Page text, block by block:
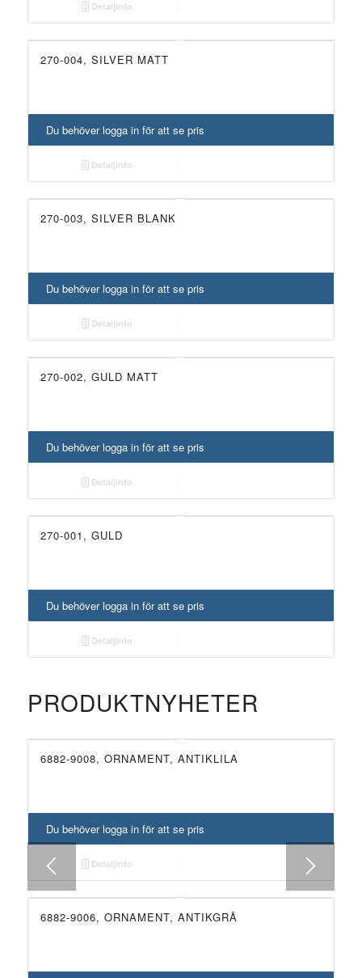
Detaljinfo
270-004, SILVER MATT
Du behöver logga in för att se pris
Detaljinfo
270-003, SILVER BLANK
Du behöver logga in för att se pris
Detaljinfo
270-002, GULD MATT
Du behöver logga in för att se pris
Detaljinfo
270-001, GULD
Du behöver logga in för att se pris
Detaljinfo
PRODUKTNYHETER
6882-9008, ORNAMENT, ANTIKLILA
Du behöver logga in för att se pris
Detaljinfo
6882-9006, ORNAMENT, ANTIKGRÅ